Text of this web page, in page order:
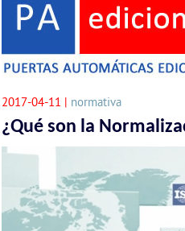
2017-04-11 | normativa
¿Qué son la